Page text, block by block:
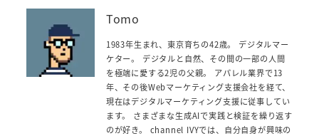
Tomo
1983年生まれ、東京育ちの42歳。 デジタルマー
ケター。 デジタルと自然、その間の一部の人間
を極端に愛する2児の父親。 アパレル業界で13
年、その後Webマーケティング支援会社を経て、
現在はデジタルマーケティング支援に従事してい
ます。 さまざまな生成AIで実践と検証を繰り返す
のが好き。 channel IVYでは、自分自身が興味の